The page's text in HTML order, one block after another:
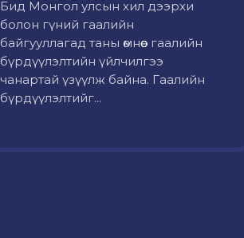
Бид Монгол улсын хил дээрхи
болон гүний гаалийн
байгууллагад таны өмнөөс гаалийн
бүрдүүлэлтийн үйлчилгээ
чанартай үзүүлж байна. Гаалийн
бүрдүүлэлтийг...